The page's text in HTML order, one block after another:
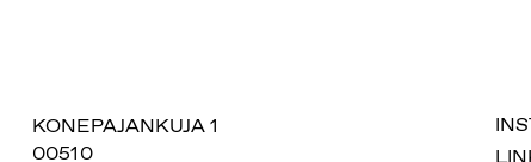
SUOMIAREENA
KONEPAJANKUJA 1
00510